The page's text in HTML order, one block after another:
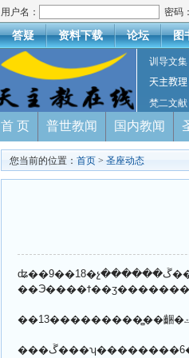
用户名： 密码
答疑 资料下载 论坛 图
训导文集
天主教理
梵二文献
首 页 普世教闻 国内教闻
您当前的位置： 首页 > 圣座动态
ʥ��9��18�չ������ڱ���ʮ��������32λ���뱾���������̻���ĵ�Ȼ��Ա���̡���Щ��Ա�У���12λ��������а���������ų�����ŵ������̣���������
���ڱ���ʮ��������6��30��Ϊ�����������̻��鳣